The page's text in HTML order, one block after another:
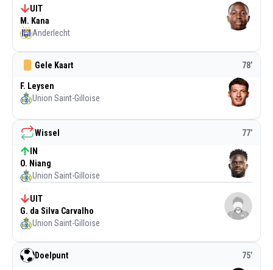
Doelpunt 75’
Wissel 77’
IN
O. Niang
Union Saint-Gilloise
UIT
G. da Silva Carvalho
Union Saint-Gilloise
Gele Kaart 78’
F. Leysen
Union Saint-Gilloise
UIT
M. Kana
Anderlecht